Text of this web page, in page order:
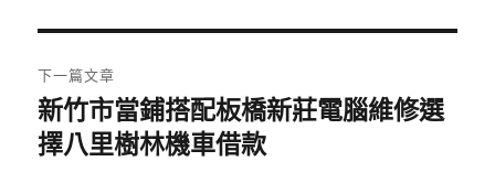
覽
文
章:
下一篇文章
下
一
新竹市當鋪搭配板橋新莊電腦維修選
擇八里樹林機車借款